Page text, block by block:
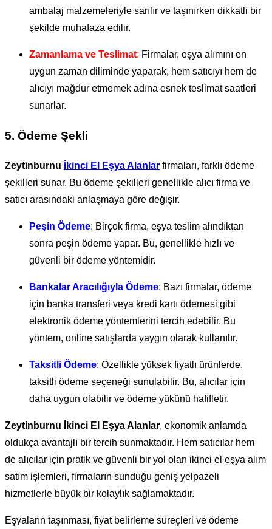
ambalaj malzemeleriyle sarılır ve taşınırken dikkatli bir
şekilde muhafaza edilir.
Zamanlama ve Teslimat: Firmalar, eşya alımını en
uygun zaman diliminde yaparak, hem satıcıyı hem de
alıcıyı mağdur etmemek adına esnek teslimat saatleri
sunarlar.
5. Ödeme Şekli
Zeytinburnu İkinci El Eşya Alanlar firmaları, farklı ödeme
şekilleri sunar. Bu ödeme şekilleri genellikle alıcı firma ve
satıcı arasındaki anlaşmaya göre değişir.
Peşin Ödeme: Birçok firma, eşya teslim alındıktan
sonra peşin ödeme yapar. Bu, genellikle hızlı ve
güvenli bir ödeme yöntemidir.
Bankalar Aracılığıyla Ödeme: Bazı firmalar, ödeme
için banka transferi veya kredi kartı ödemesi gibi
elektronik ödeme yöntemlerini tercih edebilir. Bu
yöntem, online satışlarda yaygın olarak kullanılır.
Taksitli Ödeme: Özellikle yüksek fiyatlı ürünlerde,
taksitli ödeme seçeneği sunulabilir. Bu, alıcılar için
daha uygun olabilir ve ödeme yükünü hafifletir.
Zeytinburnu İkinci El Eşya Alanlar, ekonomik anlamda
oldukça avantajlı bir tercih sunmaktadır. Hem satıcılar hem
de alıcılar için pratik ve güvenli bir yol olan ikinci el eşya alım
satım işlemleri, firmaların sunduğu geniş yelpazeli
hizmetlerle büyük bir kolaylık sağlamaktadır.
Eşyaların taşınması, fiyat belirleme süreçleri ve ödeme